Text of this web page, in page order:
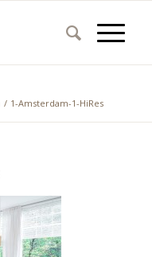
/ 1-Amsterdam-1-HiRes